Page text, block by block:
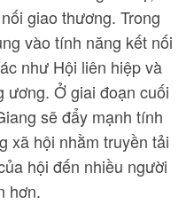
giao thương. Trong
vào tính năng kết nối
như Hội liên hiệp và
ương. Ở giai đoạn cuối
sẽ đẩy mạnh tính
xã hội nhằm truyền tải
hội đến nhiều người
hơn.